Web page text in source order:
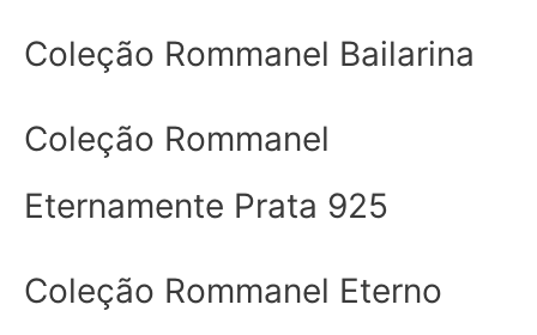
Coleção Rommanel Bailarina
Coleção Rommanel
Eternamente Prata 925
Coleção Rommanel Eterno